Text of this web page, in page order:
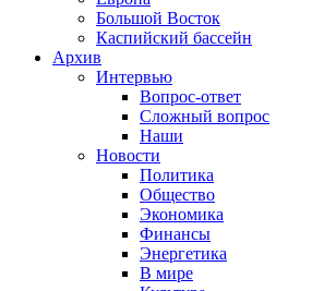
Большой Восток
Каспийский бассейн
Архив
Интервью
Вопрос-ответ
Сложный вопрос
Наши
Новости
Политика
Общество
Экономика
Финансы
Энергетика
В мире